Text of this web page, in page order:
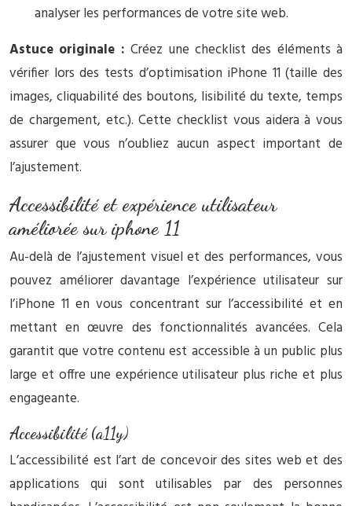
analyser les performances de votre site web.
Astuce originale :Créez une checklist des éléments à
vérifier lors des tests d’optimisation iPhone 11 (taille des
images, cliquabilité des boutons, lisibilité du texte, temps
de chargement, etc.). Cette checklist vous aidera à vous
assurer que vous n’oubliez aucun aspect important de
l’ajustement.
Accessibilité et expérience utilisateur
améliorée sur iphone 11
Au-delà de l’ajustement visuel et des performances, vous
pouvez améliorer davantage l’expérience utilisateur sur
l’iPhone 11 en vous concentrant sur l’accessibilité et en
mettant en œuvre des fonctionnalités avancées. Cela
garantit que votre contenu est accessible à un public plus
large et offre une expérience utilisateur plus riche et plus
engageante.
Accessibilité (a11y)
L’accessibilité est l’art de concevoir des sites web et des
applications qui sont utilisables par des personnes